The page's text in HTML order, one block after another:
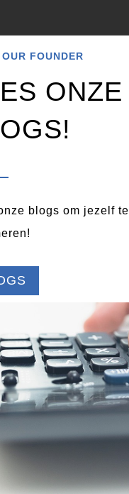
FOUNDER
ONZE
blogs om jezelf te